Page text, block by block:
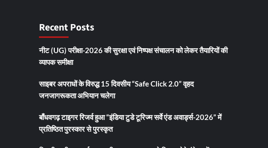
Recent Posts
नीट (UG) परीक्षा-2026 की सुरक्षा एवं निष्पक्ष संचालन को लेकर तैयारियों की
व्यापक समीक्षा
साइबर अपराधों के विरुद्ध 15 दिवसीय “Safe Click 2.0” वृहद
जनजागरूकता अभियान चलेगा
बाँधवगढ़ टाइगर रिजर्व हुआ “इंडिया टुडे टूरिज्म सर्वे एंड अवार्ड्स-2026” में
प्रतिष्ठित पुरस्कार से पुरस्कृत